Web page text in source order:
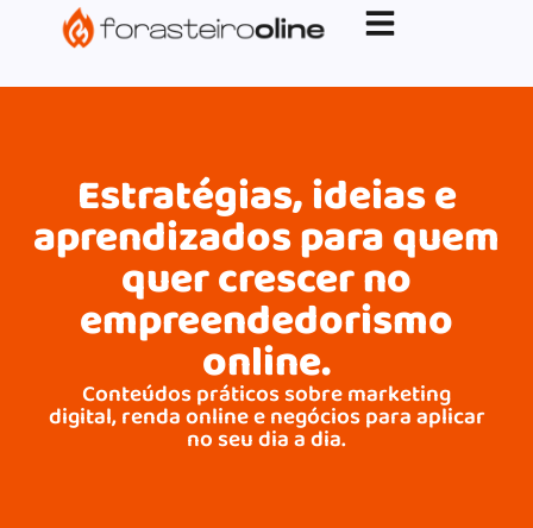
G-XVBZZCFH00pub-5970489886047746AW-
17954400846.
Estratégias, ideias e
aprendizados para quem
quer crescer no
empreendedorismo
online.
Conteúdos práticos sobre marketing
digital, renda online e negócios para aplicar
no seu dia a dia.